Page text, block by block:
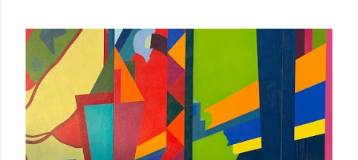
t
r
a
d